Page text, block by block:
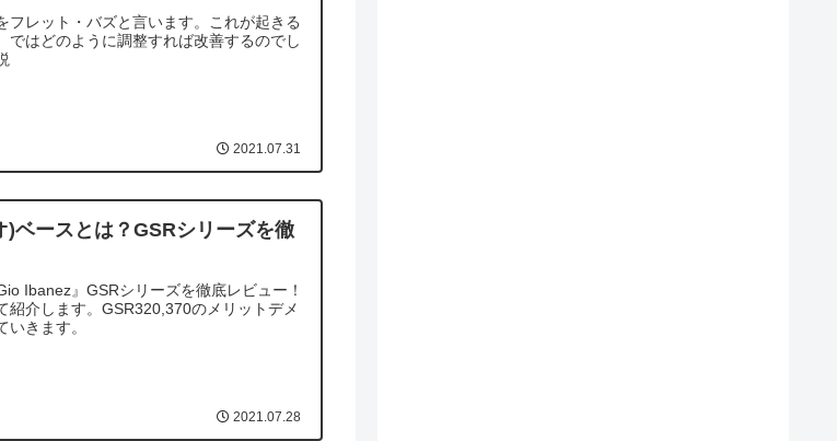
フレット・バズと言います。これが起きる
ではどのように調整すれば改善するのでし
2021.07.31
)ベースとは？GSRシリーズを徹
Ibanez』GSRシリーズを徹底レビュー！
紹介します。GSR320,370のメリットデメ
いきます。
2021.07.28